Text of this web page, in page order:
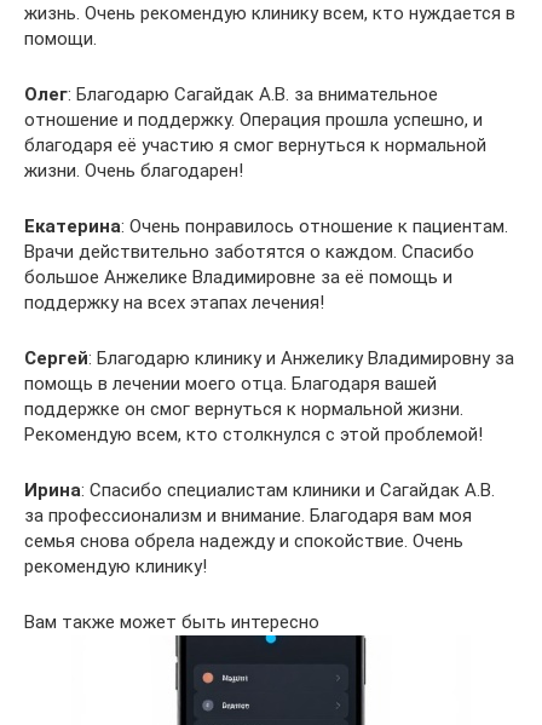
жизнь. Очень рекомендую клинику всем, кто нуждается в
помощи.
Олег: Благодарю Сагайдак А.В. за внимательное
отношение и поддержку. Операция прошла успешно, и
благодаря её участию я смог вернуться к нормальной
жизни. Очень благодарен!
Екатерина: Очень понравилось отношение к пациентам.
Врачи действительно заботятся о каждом. Спасибо
большое Анжелике Владимировне за её помощь и
поддержку на всех этапах лечения!
Сергей: Благодарю клинику и Анжелику Владимировну за
помощь в лечении моего отца. Благодаря вашей
поддержке он смог вернуться к нормальной жизни.
Рекомендую всем, кто столкнулся с этой проблемой!
Ирина: Спасибо специалистам клиники и Сагайдак А.В.
за профессионализм и внимание. Благодаря вам моя
семья снова обрела надежду и спокойствие. Очень
рекомендую клинику!
Вам также может быть интересно